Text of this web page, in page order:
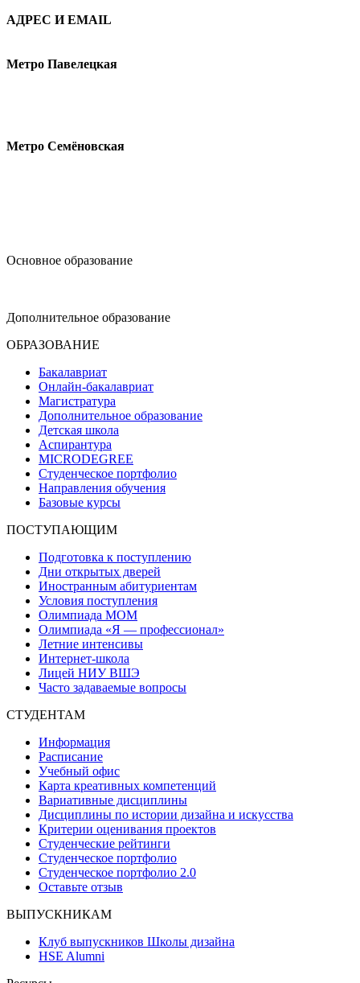
АДРЕС И EMAIL
Метро Павелецкая
Метро Семёновская
Основное образование
Дополнительное образование
ОБРАЗОВАНИЕ
Бакалавриат
Онлайн-бакалавриат
Магистратура
Дополнительное образование
Детская школа
Аспирантура
MICRODEGREE
Студенческое портфолио
Направления обучения
Базовые курсы
ПОСТУПАЮЩИМ
Подготовка к поступлению
Дни открытых дверей
Иностранным абитуриентам
Условия поступления
Олимпиада МОМ
Олимпиада «Я — профессионал»
Летние интенсивы
Интернет-школа
Лицей НИУ ВШЭ
Часто задаваемые вопросы
СТУДЕНТАМ
Информация
Расписание
Учебный офис
Карта креативных компетенций
Вариативные дисциплины
Дисциплины по истории дизайна и искусства
Критерии оценивания проектов
Студенческие рейтинги
Студенческое портфолио
Студенческое портфолио 2.0
Оставьте отзыв
ВЫПУСКНИКАМ
Клуб выпускников Школы дизайна
HSE Alumni